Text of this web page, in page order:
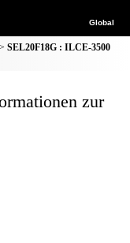
Global
SEL20F18G : ILCE-3500
zur